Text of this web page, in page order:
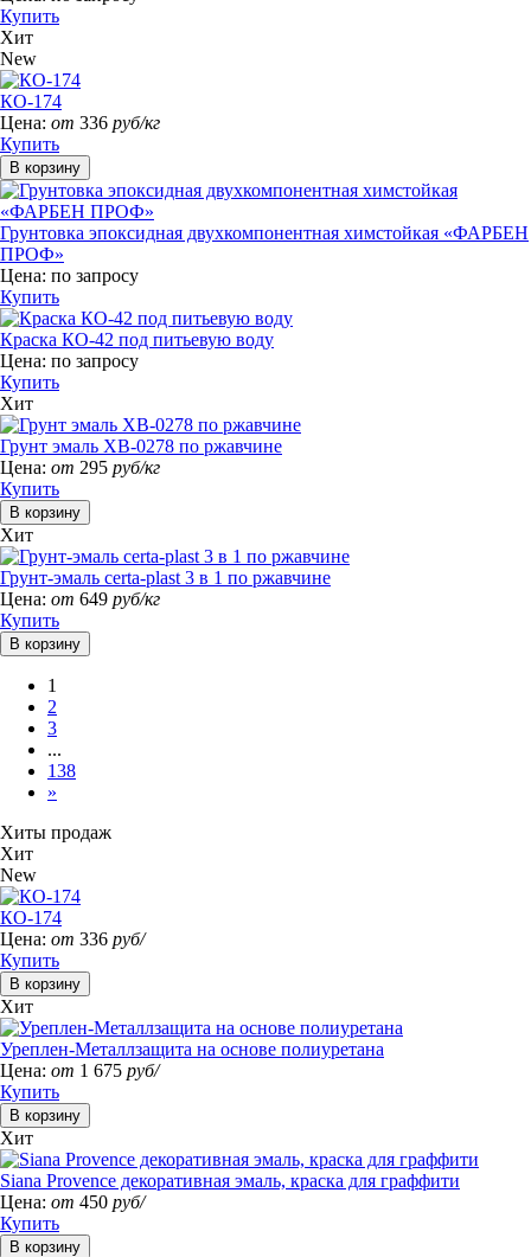
Купить
Хит
New
КО-174
Цена: от 336 руб/кг
Купить
Грунтовка эпоксидная двухкомпонентная химстойкая «ФАРБЕН
ПРОФ»
Цена: по запросу
Купить
Краска КО-42 под питьевую воду
Цена: по запросу
Купить
Хит
Грунт эмаль ХВ-0278 по ржавчине
Цена: от 295 руб/кг
Купить
Хит
Грунт-эмаль certa-plast 3 в 1 по ржавчине
Цена: от 649 руб/кг
Купить
1
2
3
...
138
»
Хиты продаж
Хит
New
КО-174
Цена: от 336 руб/
Купить
Хит
Уреплен-Металлзащита на основе полиуретана
Цена: от 1 675 руб/
Купить
Хит
Siana Provence декоративная эмаль, краска для граффити
Цена: от 450 руб/
Купить